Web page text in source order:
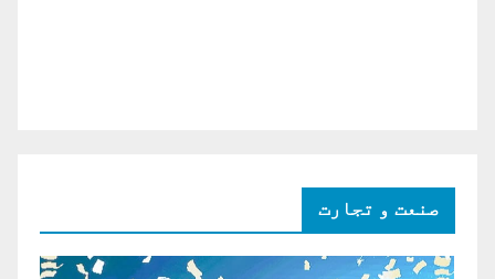
صنعت و تجارت